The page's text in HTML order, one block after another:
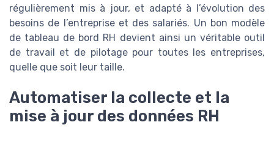
régulièrement mis à jour, et adapté à l’évolution des
besoins de l’entreprise et des salariés. Un bon modèle
de tableau de bord RH devient ainsi un véritable outil
de travail et de pilotage pour toutes les entreprises,
quelle que soit leur taille.
Automatiser la collecte et la
mise à jour des données RH